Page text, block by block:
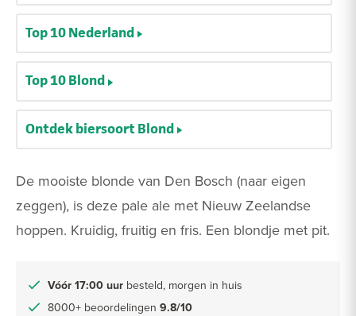
De mooiste blonde van Den Bosch (naar eigen
zeggen), is deze pale ale met Nieuw Zeelandse
hoppen. Kruidig, fruitig en fris. Een blondje met pit.
Vóór 17:00 uur besteld, morgen in huis
8000+ beoordelingen 9.8/10
Top 10 Nederland
Top 10 Blond
Ontdek biersoort Blond